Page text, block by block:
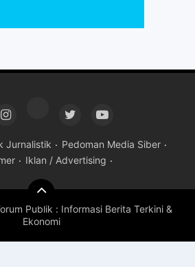
Jurnalistik
Pedoman Media Siber
Iklan / Advertising
Publik : Informasi Berita Terkini &
Ekonomi